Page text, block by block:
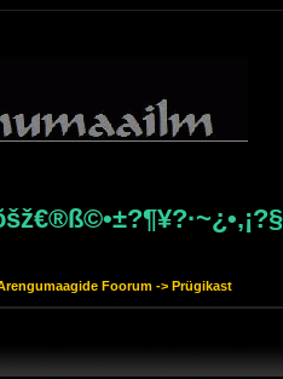
Foorum -> Prügikast